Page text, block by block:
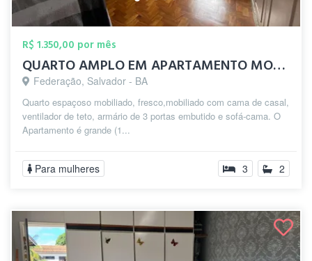
R$ 1.350,00 por mês
QUARTO AMPLO EM APARTAMENTO MOBILIADO
Federação, Salvador - BA
Quarto espaçoso mobiliado, fresco,mobiliado com cama de casal,
ventilador de teto, armário de 3 portas embutido e sofá-cama. O
Apartamento é grande (1...
Para mulheres 3 2